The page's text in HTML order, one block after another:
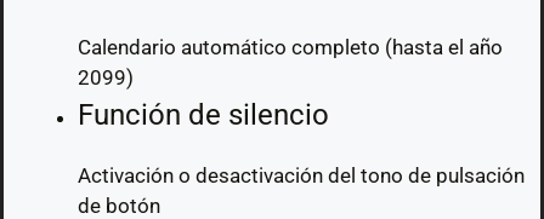
Calendario automático completo (hasta el año
2099)
Función de silencio
Activación o desactivación del tono de pulsación
de botón